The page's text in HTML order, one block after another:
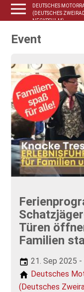
DEUTSCHES
(DEUTSCHES
NECKRSULM)
Event
Türen
Familien
21. Sep 2025
Deutsches
(Deutsches